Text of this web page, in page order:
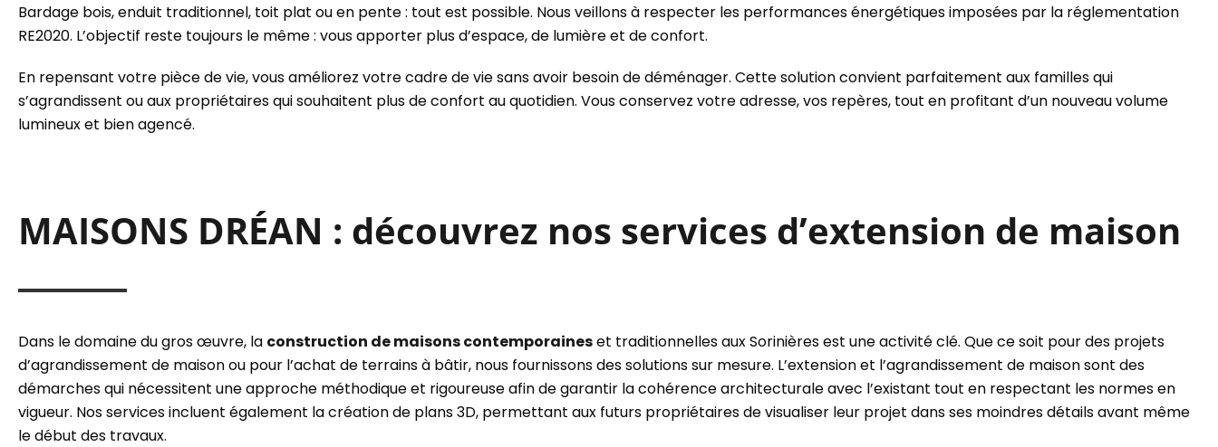
Bardage bois, enduit traditionnel, toit plat ou en pente : tout est possible. Nous veillons à respecter les performances énergétiques imposées par la réglementation
RE2020. L’objectif reste toujours le même : vous apporter plus d’espace, de lumière et de confort.
En repensant votre pièce de vie, vous améliorez votre cadre de vie sans avoir besoin de déménager. Cette solution convient parfaitement aux familles qui
s’agrandissent ou aux propriétaires qui souhaitent plus de confort au quotidien. Vous conservez votre adresse, vos repères, tout en profitant d’un nouveau volume
lumineux et bien agencé.
MAISONS DRÉAN : découvrez nos services d’extension de maison
Dans le domaine du gros œuvre, la construction de maisons contemporaineset traditionnelles aux Sorinières est une activité clé. Que ce soit pour des projets
d’agrandissement de maison ou pour l’achat de terrains à bâtir, nous fournissons des solutions sur mesure. L’extension et l’agrandissement de maison sont des
démarches qui nécessitent une approche méthodique et rigoureuse afin de garantir la cohérence architecturale avec l’existant tout en respectant les normes en
vigueur. Nos services incluent également la création de plans 3D, permettant aux futurs propriétaires de visualiser leur projet dans ses moindres détails avant même
le début des travaux.